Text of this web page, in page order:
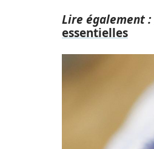
Lire également :
essentielles